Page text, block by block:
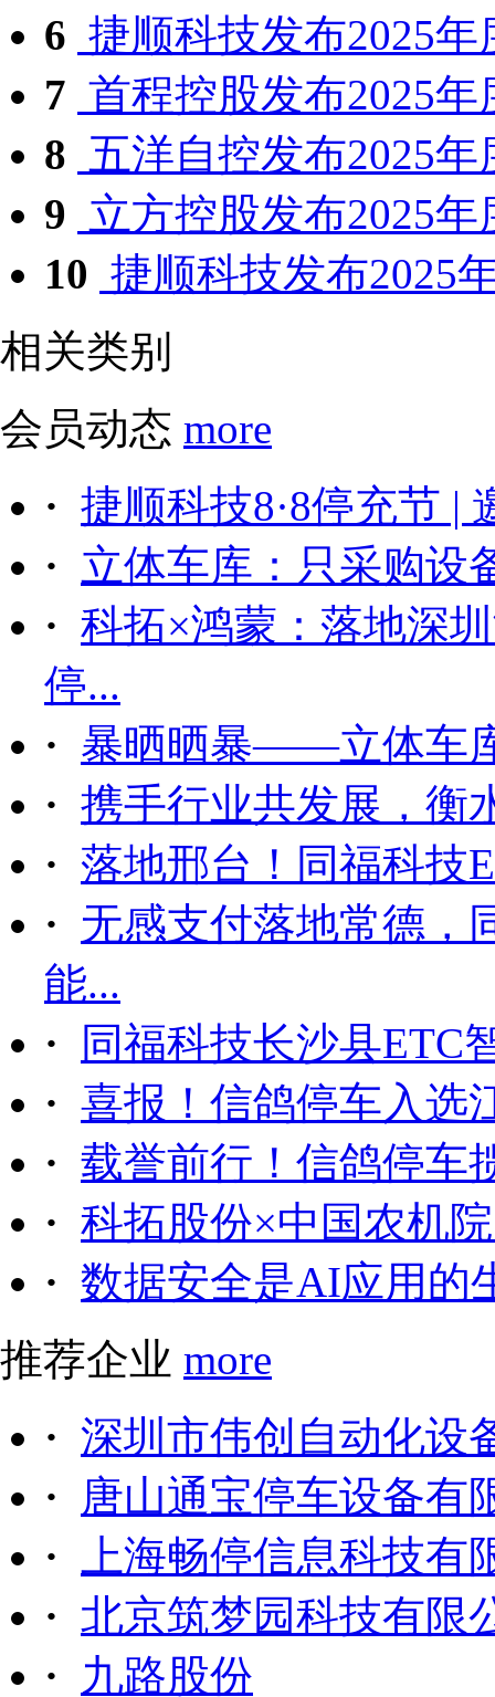
6 捷顺科技发布2025年
7 首程控股发布2025年
8 五洋自控发布2025
9 立方控股发布2025
10 捷顺科技发布2025
相关类别
会员动态 more
· 捷顺科技8·8停充节 |
· 立体车库：只采购设
· 科拓×鸿蒙：落地深
停...
· 暴晒晒暴——立体车
· 携手行业共发展，衡
· 落地邢台！同福科技
· 无感支付落地常德，
能...
·
同福科技长沙县ETC
· 喜报！信鸽停车入选
· 载誉前行！信鸽停车
· 科拓股份×中国农机
· 数据安全是AI应用的
推荐企业 more
· 深圳市伟创自动化设
·
唐山通宝停车设备有
·
上海畅停信息科技有
· 北京筑梦园科技有限
·
九路股份